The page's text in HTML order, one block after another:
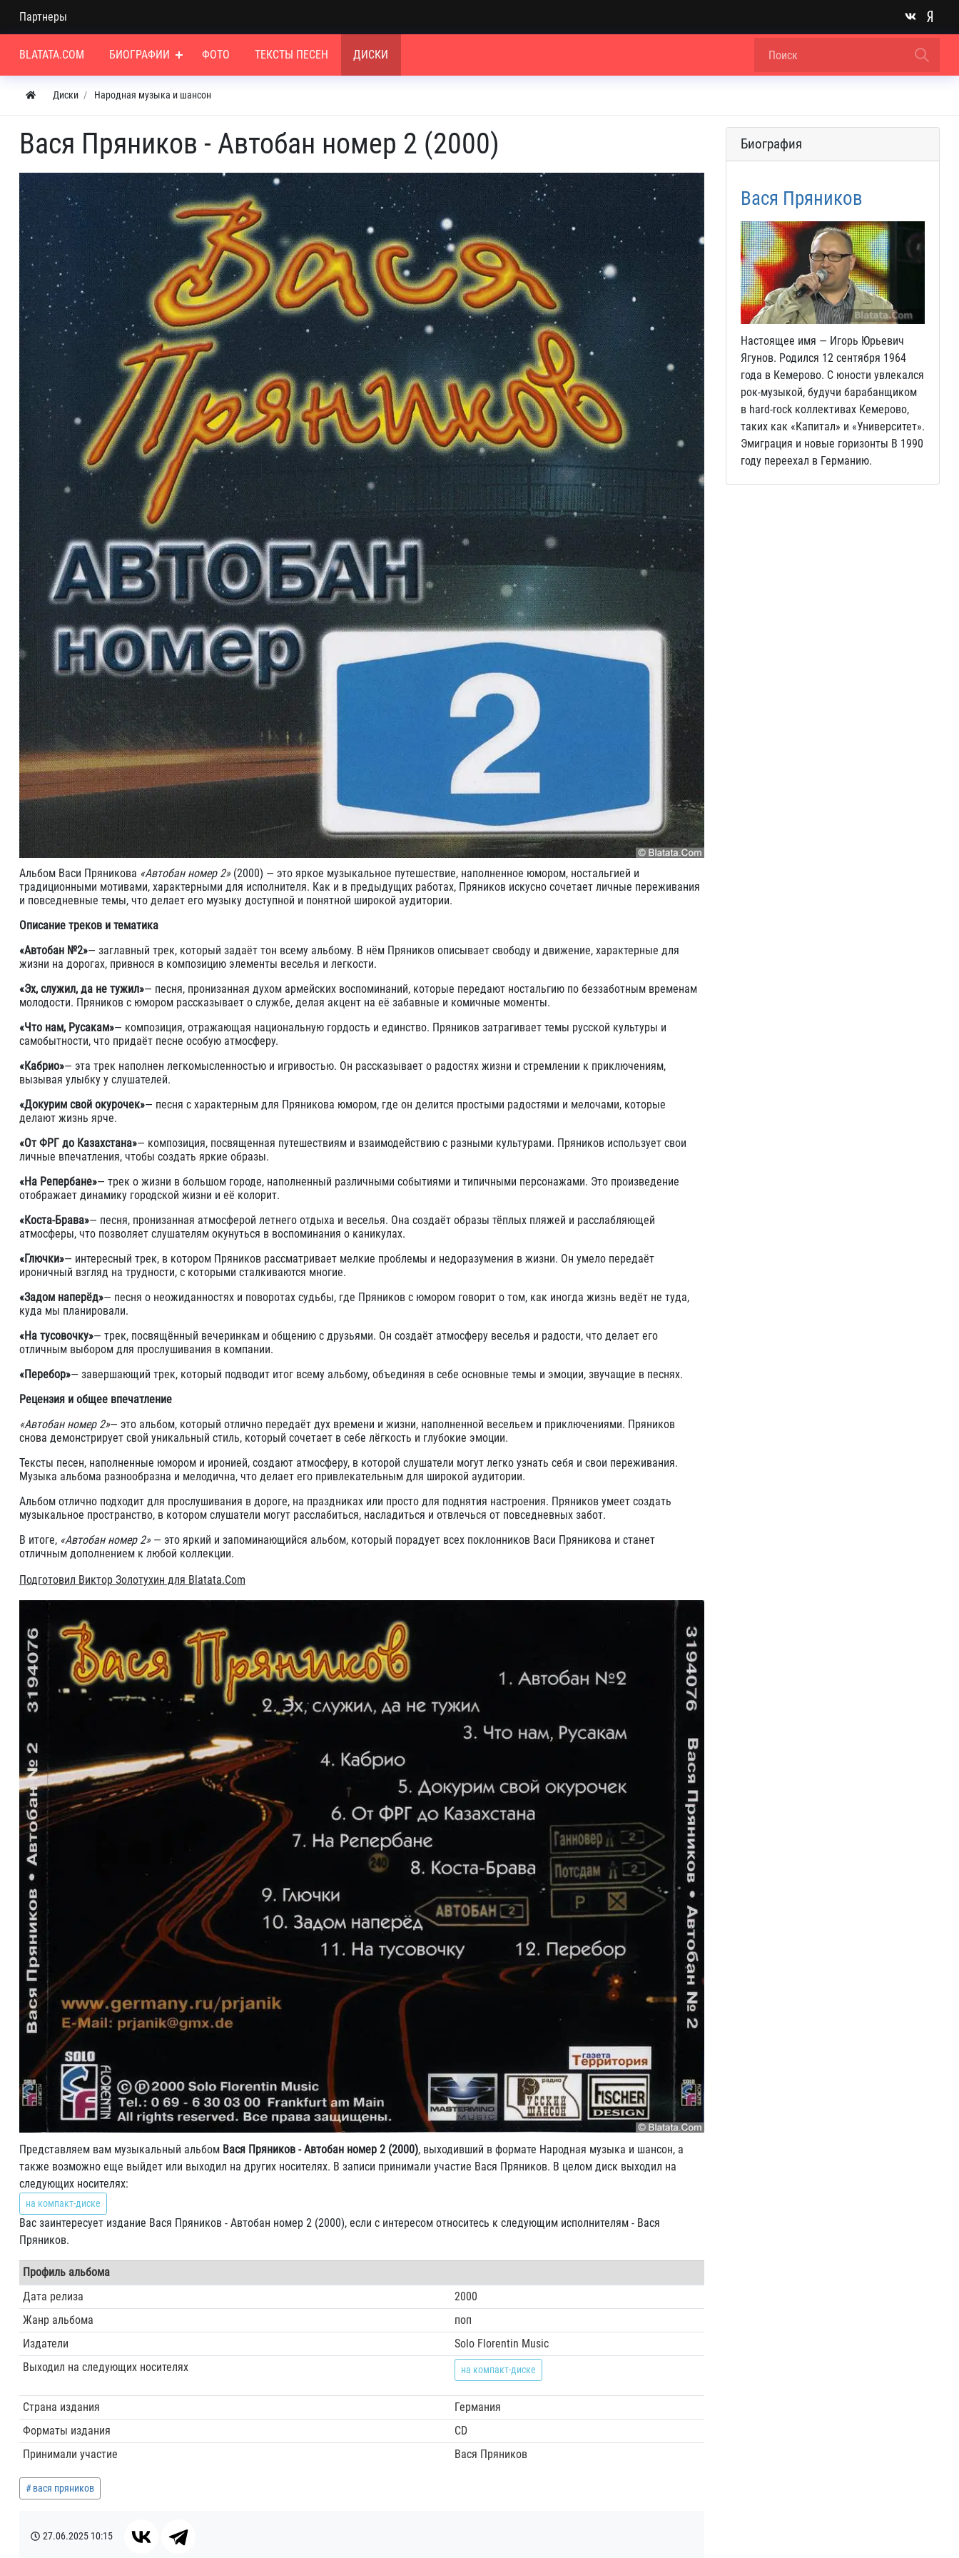
Партнеры
BLATATA.COM БИОГРАФИИ ФОТО ТЕКСТЫ ПЕСЕН ДИСКИ
Диски Народная музыка и шансон
Вася Пряников - Автобан номер 2 (2000)
Альбом Васи Пряникова «Автобан номер 2»(2000) — это яркое музыкальное путешествие, наполненное юмором, ностальгией и
традиционными мотивами, характерными для исполнителя. Как и в предыдущих работах, Пряников искусно сочетает личные переживания
и повседневные темы, что делает его музыку доступной и понятной широкой аудитории.
Описание треков и тематика
«Автобан №2»— заглавный трек, который задаёт тон всему альбому. В нём Пряников описывает свободу и движение, характерные для
жизни на дорогах, привнося в композицию элементы веселья и легкости.
«Эх, служил, да не тужил»— песня, пронизанная духом армейских воспоминаний, которые передают ностальгию по беззаботным временам
молодости. Пряников с юмором рассказывает о службе, делая акцент на её забавные и комичные моменты.
«Что нам, Русакам»— композиция, отражающая национальную гордость и единство. Пряников затрагивает темы русской культуры и
самобытности, что придаёт песне особую атмосферу.
«Кабрио»— эта трек наполнен легкомысленностью и игривостью. Он рассказывает о радостях жизни и стремлении к приключениям,
вызывая улыбку у слушателей.
«Докурим свой окурочек»— песня с характерным для Пряникова юмором, где он делится простыми радостями и мелочами, которые
делают жизнь ярче.
«От ФРГ до Казахстана»— композиция, посвященная путешествиям и взаимодействию с разными культурами. Пряников использует свои
личные впечатления, чтобы создать яркие образы.
«На Репербане»— трек о жизни в большом городе, наполненный различными событиями и типичными персонажами. Это произведение
отображает динамику городской жизни и её колорит.
«Коста-Брава»— песня, пронизанная атмосферой летнего отдыха и веселья. Она создаёт образы тёплых пляжей и расслабляющей
атмосферы, что позволяет слушателям окунуться в воспоминания о каникулах.
«Глючки»— интересный трек, в котором Пряников рассматривает мелкие проблемы и недоразумения в жизни. Он умело передаёт
ироничный взгляд на трудности, с которыми сталкиваются многие.
«Задом наперёд»— песня о неожиданностях и поворотах судьбы, где Пряников с юмором говорит о том, как иногда жизнь ведёт не туда,
куда мы планировали.
«На тусовочку»— трек, посвящённый вечеринкам и общению с друзьями. Он создаёт атмосферу веселья и радости, что делает его
отличным выбором для прослушивания в компании.
«Перебор»— завершающий трек, который подводит итог всему альбому, объединяя в себе основные темы и эмоции, звучащие в песнях.
Рецензия и общее впечатление
«Автобан номер 2»— это альбом, который отлично передаёт дух времени и жизни, наполненной весельем и приключениями. Пряников
снова демонстрирует свой уникальный стиль, который сочетает в себе лёгкость и глубокие эмоции.
Тексты песен, наполненные юмором и иронией, создают атмосферу, в которой слушатели могут легко узнать себя и свои переживания.
Музыка альбома разнообразна и мелодична, что делает его привлекательным для широкой аудитории.
Альбом отлично подходит для прослушивания в дороге, на праздниках или просто для поднятия настроения. Пряников умеет создать
музыкальное пространство, в котором слушатели могут расслабиться, насладиться и отвлечься от повседневных забот.
В итоге, «Автобан номер 2»— это яркий и запоминающийся альбом, который порадует всех поклонников Васи Пряникова и станет
отличным дополнением к любой коллекции.
Подготовил Виктор Золотухин для Blatata.Com
Представляем вам музыкальный альбом Вася Пряников - Автобан номер 2 (2000), выходивший в формате Народная музыка и шансон, а
также возможно еще выйдет или выходил на других носителях. В записи принимали участие Вася Пряников. В целом диск выходил на
следующих носителях:
на компакт-диске
Вас заинтересует издание Вася Пряников - Автобан номер 2 (2000), если с интересом относитесь к следующим исполнителям - Вася
Пряников.
Профиль альбома
Дата релиза
2000
Жанр альбома
поп
Издатели
Solo Florentin Music
Выходил на следующих носителях
на компакт-диске
Страна издания
Германия
Форматы издания
CD
Принимали участие
Вася Пряников
вася пряников
27.06.2025 10:15
Биография
Вася Пряников
Настоящее имя — Игорь Юрьевич
Ягунов. Родился 12 сентября 1964
года в Кемерово. С юности увлекался
рок‑музыкой, будучи барабанщиком
в hard‑rock коллективах Кемерово,
таких как «Капитал» и «Университет».
Эмиграция и новые горизонты В 1990
году переехал в Германию.